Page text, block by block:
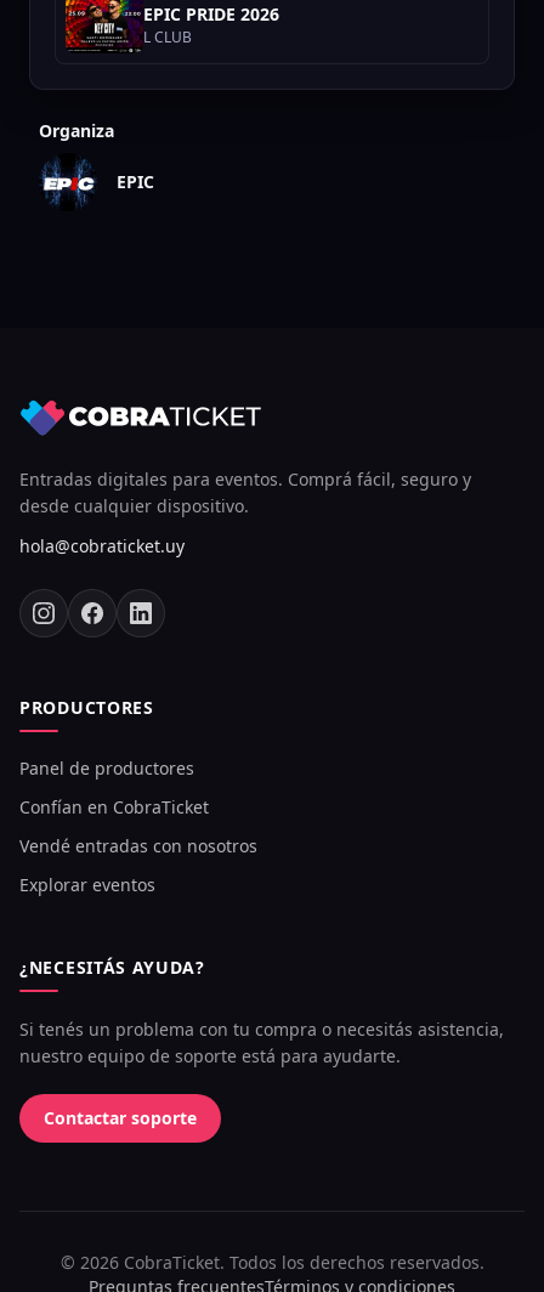
EPIC PRIDE 2026
L CLUB
Organiza
EPIC
Entradas digitales para eventos. Comprá fácil, seguro y
desde cualquier dispositivo.
hola@cobraticket.uy
PRODUCTORES
Panel de productores
Confían en CobraTicket
Vendé entradas con nosotros
Explorar eventos
¿NECESITÁS AYUDA?
Si tenés un problema con tu compra o necesitás asistencia,
nuestro equipo de soporte está para ayudarte.
Contactar soporte
© 2026CobraTicket. Todos los derechos reservados.
Preguntas frecuentesTérminos y condiciones